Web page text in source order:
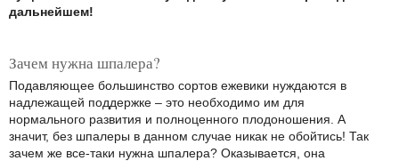
дальнейшем!
Зачем нужна шпалера?
Подавляющее большинство сортов ежевики нуждаются в
надлежащей поддержке – это необходимо им для
нормального развития и полноценного плодоношения. А
значит, без шпалеры в данном случае никак не обойтись! Так
зачем же все-таки нужна шпалера? Оказывается, она